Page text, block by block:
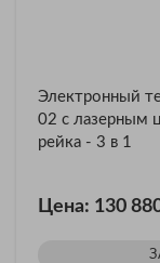
Электронный
02 с лазерным
рейка - 3 в 1
Цена: 130